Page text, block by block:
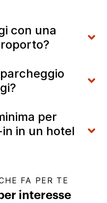
con una
per
in un hotel
FA PER TE
interesse